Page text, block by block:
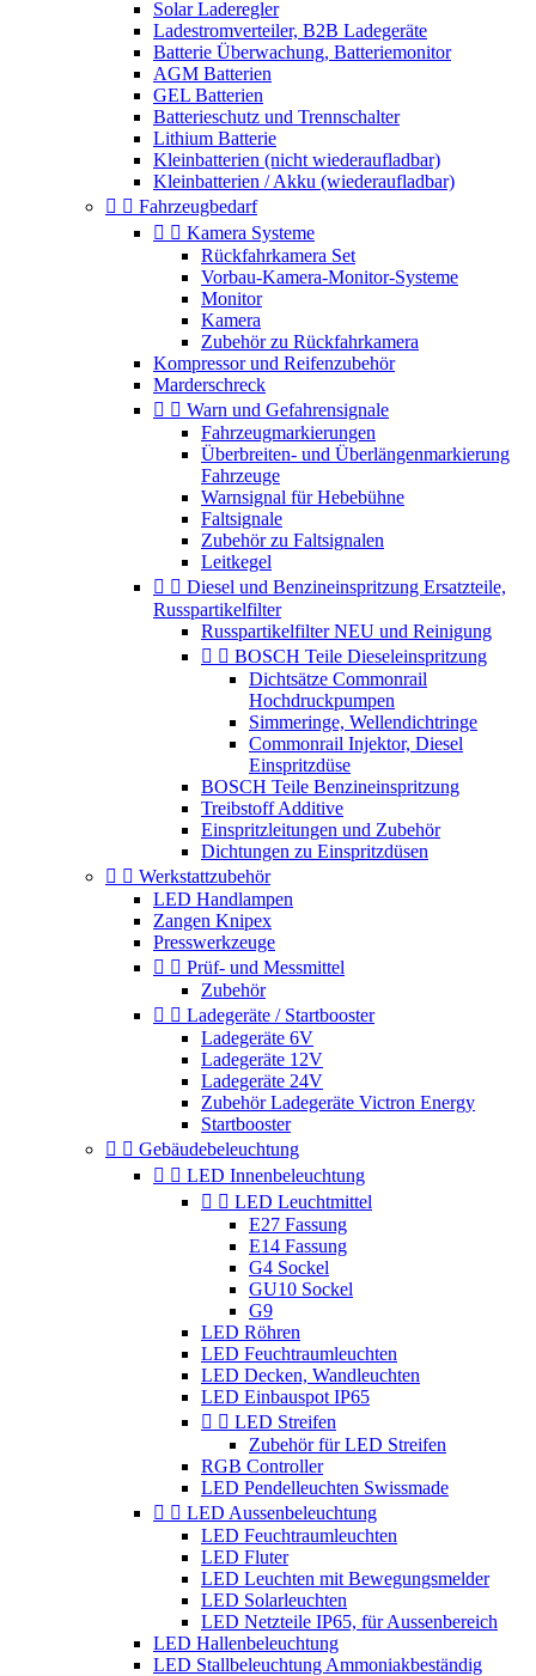
Solar Laderegler
Ladestromverteiler, B2B Ladegeräte
Batterie Überwachung, Batteriemonitor
AGM Batterien
GEL Batterien
Batterieschutz und Trennschalter
Lithium Batterie
Kleinbatterien (nicht wiederaufladbar)
Kleinbatterien / Akku (wiederaufladbar)
  Fahrzeugbedarf
  Kamera Systeme
Rückfahrkamera Set
Vorbau-Kamera-Monitor-Systeme
Monitor
Kamera
Zubehör zu Rückfahrkamera
Kompressor und Reifenzubehör
Marderschreck
  Warn und Gefahrensignale
Fahrzeugmarkierungen
Überbreiten- und Überlängenmarkierung
Fahrzeuge
Warnsignal für Hebebühne
Faltsignale
Zubehör zu Faltsignalen
Leitkegel
  Diesel und Benzineinspritzung Ersatzteile,
Russpartikelfilter
Russpartikelfilter NEU und Reinigung
  BOSCH Teile Dieseleinspritzung
Dichtsätze Commonrail
Hochdruckpumpen
Simmeringe, Wellendichtringe
Commonrail Injektor, Diesel
Einspritzdüse
BOSCH Teile Benzineinspritzung
Treibstoff Additive
Einspritzleitungen und Zubehör
Dichtungen zu Einspritzdüsen
  Werkstattzubehör
LED Handlampen
Zangen Knipex
Presswerkzeuge
  Prüf- und Messmittel
Zubehör
  Ladegeräte / Startbooster
Ladegeräte 6V
Ladegeräte 12V
Ladegeräte 24V
Zubehör Ladegeräte Victron Energy
Startbooster
  Gebäudebeleuchtung
  LED Innenbeleuchtung
  LED Leuchtmittel
E27 Fassung
E14 Fassung
G4 Sockel
GU10 Sockel
G9
LED Röhren
LED Feuchtraumleuchten
LED Decken, Wandleuchten
LED Einbauspot IP65
  LED Streifen
Zubehör für LED Streifen
RGB Controller
LED Pendelleuchten Swissmade
  LED Aussenbeleuchtung
LED Feuchtraumleuchten
LED Fluter
LED Leuchten mit Bewegungsmelder
LED Solarleuchten
LED Netzteile IP65, für Aussenbereich
LED Hallenbeleuchtung
LED Stallbeleuchtung Ammoniakbeständig